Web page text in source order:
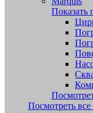
Показать
Посмотреть